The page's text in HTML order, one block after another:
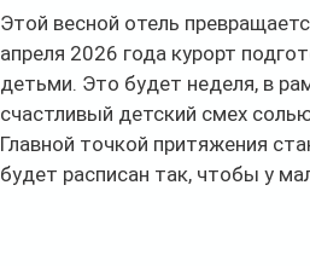
Этой весной отель
апреля 2026 года курорт
детьми. Это будет неделя, в
счастливый детский смех
Главной точкой притяжения
будет расписан так, чтобы у